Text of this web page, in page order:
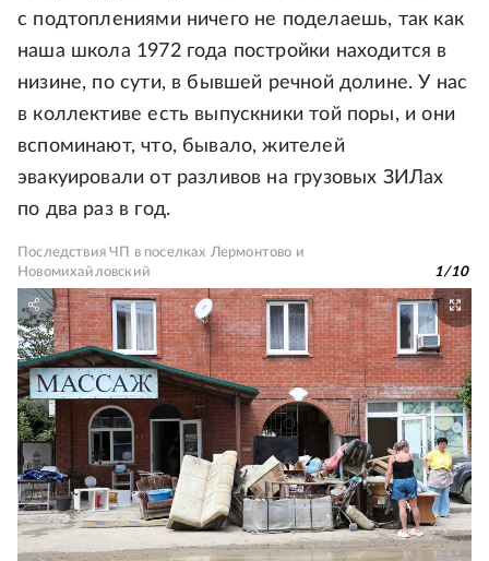
с подтоплениями ничего не поделаешь, так как
наша школа 1972 года постройки находится в
низине, по сути, в бывшей речной долине. У нас
в коллективе есть выпускники той поры, и они
вспоминают, что, бывало, жителей
эвакуировали от разливов на грузовых ЗИЛах
по два раз в год.
Последствия ЧП в поселках Лермонтово и
Новомихайловский
1/10